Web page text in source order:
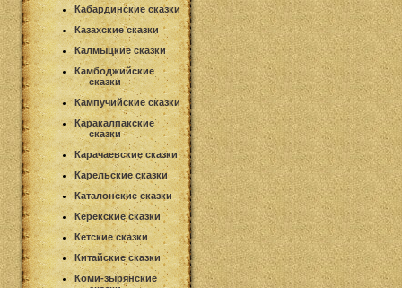
Кабардинские сказки
Казахские сказки
Калмыцкие сказки
Камбоджийские
сказки
Кампучийские сказки
Каракалпакские
сказки
Карачаевские сказки
Карельские сказки
Каталонские сказки
Керекские сказки
Кетские сказки
Китайские сказки
Коми-зырянские